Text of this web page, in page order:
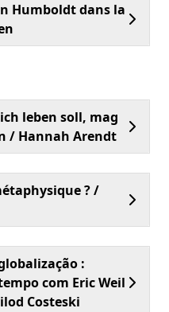
Humboldt dans la
leben soll, mag
/ Hannah Arendt
? /
:
com Eric Weil
Costeski